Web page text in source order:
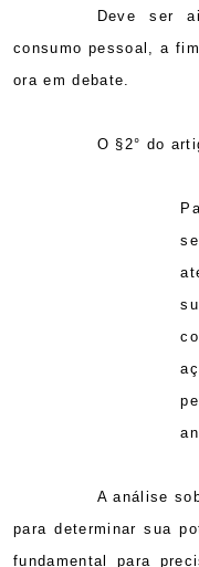
Deve ser
consumo pessoal, a
ora em debate.
O §2° do
A análise
para determinar sua
fundamental para